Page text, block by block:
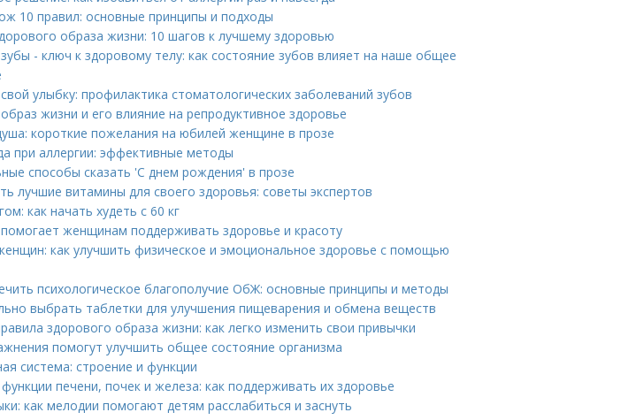
10 правил: основные принципы и подходы
образа жизни: 10 шагов к лучшему здоровью
- ключ к здоровому телу: как состояние зубов влияет на наше общее
улыбку: профилактика стоматологических заболеваний зубов
жизни и его влияние на репродуктивное здоровье
короткие пожелания на юбилей женщине в прозе
при аллергии: эффективные методы
способы сказать 'С днем рождения' в прозе
лучшие витамины для своего здоровья: советы экспертов
как начать худеть с 60 кг
женщинам поддерживать здоровье и красоту
как улучшить физическое и эмоциональное здоровье с помощью
психологическое благополучие ОбЖ: основные принципы и методы
выбрать таблетки для улучшения пищеварения и обмена веществ
здорового образа жизни: как легко изменить свои привычки
помогут улучшить общее состояние организма
система: строение и функции
печени, почек и железа: как поддерживать их здоровье
как мелодии помогают детям расслабиться и заснуть